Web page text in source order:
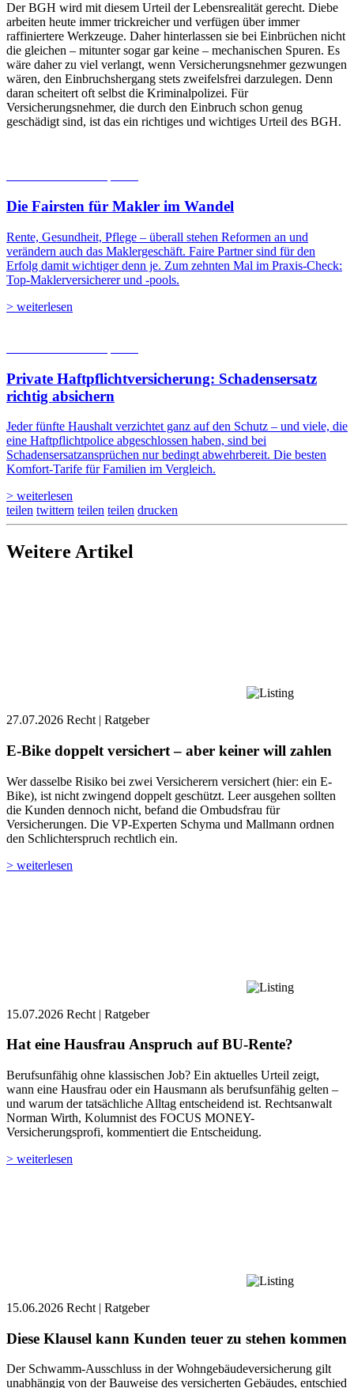
Der BGH wird mit diesem Urteil der Lebensrealität gerecht. Diebe
arbeiten heute immer trickreicher und verfügen über immer
raffiniertere Werkzeuge. Daher hinterlassen sie bei Einbrüchen nicht
die gleichen – mitunter sogar gar keine – mechanischen Spuren. Es
wäre daher zu viel verlangt, wenn Versicherungsnehmer gezwungen
wären, den Einbruchshergang stets zweifelsfrei darzulegen. Denn
daran scheitert oft selbst die Kriminalpolizei. Für
Versicherungsnehmer, die durch den Einbruch schon genug
geschädigt sind, ist das ein richtiges und wichtiges Urteil des BGH.
Die Fairsten für Makler im Wandel
Rente, Gesundheit, Pflege – überall stehen Reformen an und
verändern auch das Maklergeschäft. Faire Partner sind für den
Erfolg damit wichtiger denn je. Zum zehnten Mal im Praxis-Check:
Top-Maklerversicherer und -pools.
> weiterlesen
Private Haftpflicht­versicherung: Schadensersatz
richtig absichern
Jeder fünfte Haushalt verzichtet ganz auf den Schutz – und viele, die
eine Haftpflichtpolice abgeschlossen haben, sind bei
Schadensersatzansprüchen nur bedingt abwehrbereit. Die besten
Komfort-Tarife für Familien im Vergleich.
> weiterlesen
teilen twittern teilen teilen drucken
Weitere Artikel
27.07.2026 Recht | Ratgeber
E-Bike doppelt versichert – aber keiner will zahlen
Wer dasselbe Risiko bei zwei Versicherern versichert (hier: ein E-
Bike), ist nicht zwingend doppelt geschützt. Leer ausgehen sollten
die Kunden dennoch nicht, befand die Ombudsfrau für
Versicherungen. Die VP-Experten Schyma und Mallmann ordnen
den Schlichterspruch rechtlich ein.
> weiterlesen
15.07.2026 Recht | Ratgeber
Hat eine Hausfrau Anspruch auf BU-Rente?
Berufsunfähig ohne klassischen Job? Ein aktuelles Urteil zeigt,
wann eine Hausfrau oder ein Hausmann als berufsunfähig gelten –
und warum der tatsächliche Alltag entscheidend ist. Rechtsanwalt
Norman Wirth, Kolumnist des ­­FOCUS MONEY-
Versicherungsprofi, kommentiert die Entscheidung.
> weiterlesen
15.06.2026 Recht | Ratgeber
Diese Klausel kann Kunden teuer zu stehen kommen
Der Schwamm-Ausschluss in der Wohngebäudeversicherung gilt
unabhängig von der Bauweise des versicherten Gebäudes, entschied